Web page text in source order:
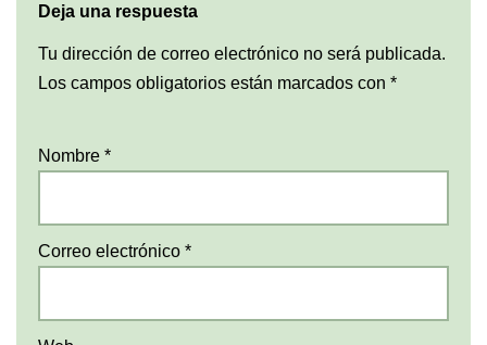
Deja una respuesta
Tu dirección de correo electrónico no será publicada.
Los campos obligatorios están marcados con *
Nombre *
Correo electrónico *